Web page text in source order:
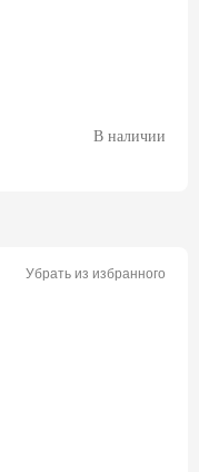
В наличии
Убрать из избранного